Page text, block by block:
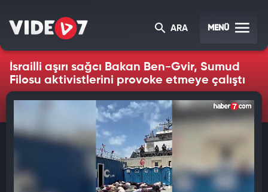
ARA MENÜ
İsrailli aşırı sağcı Bakan Ben-Gvir, Sumud
Filosu aktivistlerini provoke etmeye çalıştı